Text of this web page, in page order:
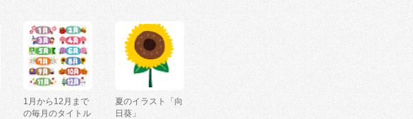
1月から12月まで
の毎月のタイトル
夏のイラスト「向
日葵」